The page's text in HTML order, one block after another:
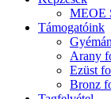
MEOE
Támogatóink
Arany
Ezüst
Bronz